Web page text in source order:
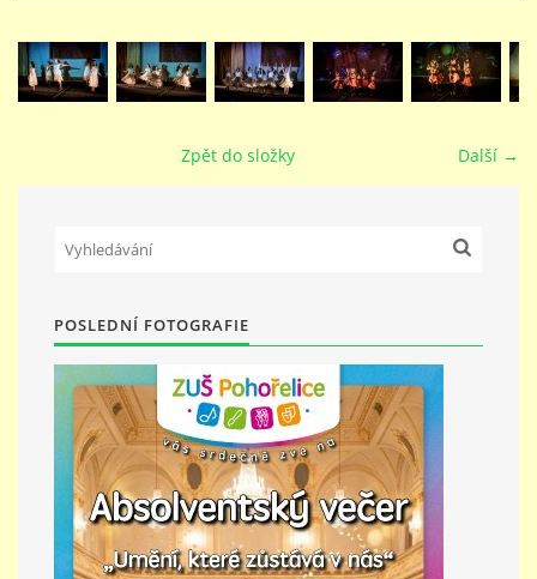
PEDAGOGICKÝ SBOR
DOKUMENTY / KE STAŽENÍ
KURZY
KONTAKTY
PŘÍMĚSTSKÝ TÁBOR
MISS VÝTVARNÝ MODEL
ZAMĚSTNÁNÍ
Další →
Zpět do složky
POSLEDNÍ FOTOGRAFIE